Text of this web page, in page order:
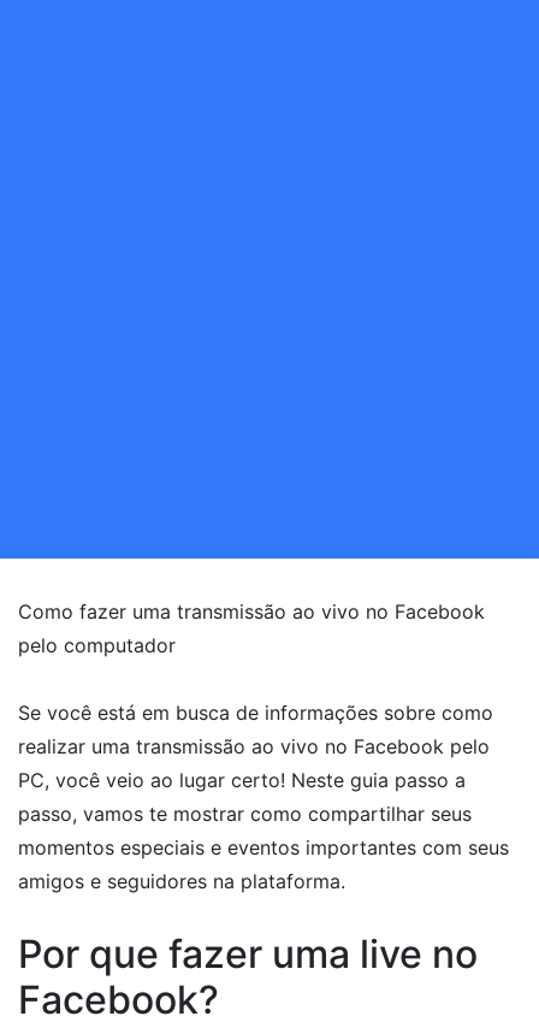
Como fazer uma transmissão ao vivo no Facebook
pelo computador
Se você está em busca de informações sobre como
realizar uma transmissão ao vivo no Facebook pelo
PC, você veio ao lugar certo! Neste guia passo a
passo, vamos te mostrar como compartilhar seus
momentos especiais e eventos importantes com seus
amigos e seguidores na plataforma.
Por que fazer uma live no
Facebook?